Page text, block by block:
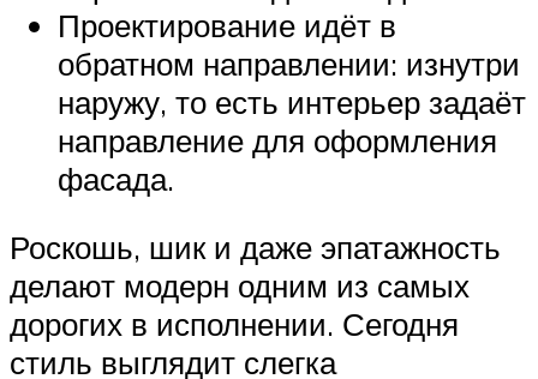
Проектирование идёт в
обратном направлении: изнутри
наружу, то есть интерьер задаёт
направление для оформления
фасада.
Роскошь, шик и даже эпатажность
делают модерн одним из самых
дорогих в исполнении. Сегодня
стиль выглядит слегка